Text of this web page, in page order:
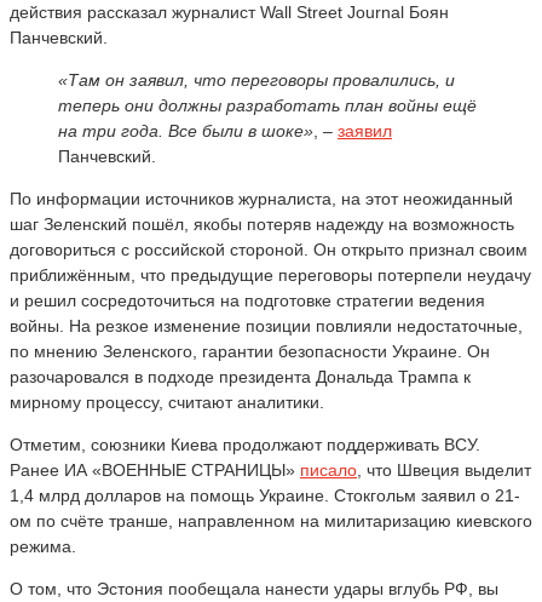
действия рассказал журналист Wall Street Journal Боян
Панчевский.
«Там он заявил, что переговоры провалились, и
теперь они должны разработать план войны ещё
на три года. Все были в шоке» , – заявил
Панчевский.
По информации источников журналиста, на этот неожиданный
шаг Зеленский пошёл, якобы потеряв надежду на возможность
договориться с российской стороной. Он открыто признал своим
приближённым, что предыдущие переговоры потерпели неудачу
и решил сосредоточиться на подготовке стратегии ведения
войны. На резкое изменение позиции повлияли недостаточные,
по мнению Зеленского, гарантии безопасности Украине. Он
разочаровался в подходе президента Дональда Трампа к
мирному процессу, считают аналитики.
Отметим, союзники Киева продолжают поддерживать ВСУ.
Ранее ИА «ВОЕННЫЕ СТРАНИЦЫ» писало , что Швеция выделит
1,4 млрд долларов на помощь Украине. Стокгольм заявил о 21-
ом по счёте транше, направленном на милитаризацию киевского
режима.
О том, что Эстония пообещала нанести удары вглубь РФ, вы